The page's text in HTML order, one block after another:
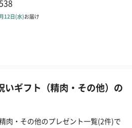
いギフト（精肉・その他）の
肉・その他のプレゼント一覧(2件)で